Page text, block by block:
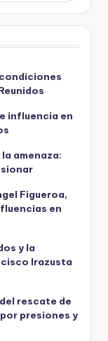
influencia en
amenaza:
Figueroa,
en
y la
Irazusta
rescate de
presiones y